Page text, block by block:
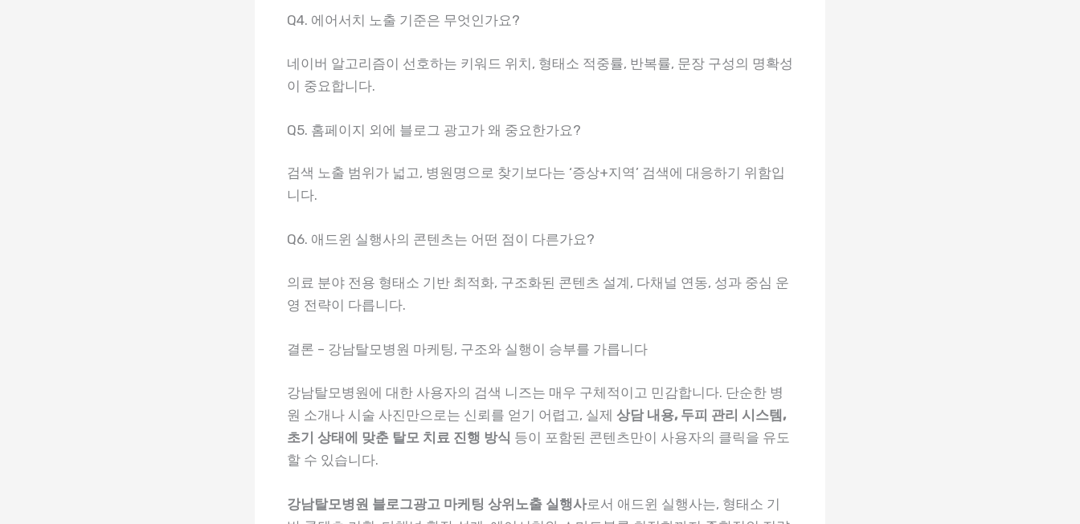
Q4. 에어서치 노출 기준은 무엇인가요?
네이버 알고리즘이 선호하는 키워드 위치, 형태소 적중률, 반복률, 문장 구성의 명확성
이 중요합니다.
Q5. 홈페이지 외에 블로그 광고가 왜 중요한가요?
검색 노출 범위가 넓고, 병원명으로 찾기보다는 ‘증상+지역’ 검색에 대응하기 위함입
니다.
Q6. 애드윈 실행사의 콘텐츠는 어떤 점이 다른가요?
의료 분야 전용 형태소 기반 최적화, 구조화된 콘텐츠 설계, 다채널 연동, 성과 중심 운
영 전략이 다릅니다.
결론 – 강남탈모병원 마케팅, 구조와 실행이 승부를 가릅니다
강남탈모병원에 대한 사용자의 검색 니즈는 매우 구체적이고 민감합니다. 단순한 병
원 소개나 시술 사진만으로는 신뢰를 얻기 어렵고, 실제 상담 내용, 두피 관리 시스템,
초기 상태에 맞춘 탈모 치료 진행 방식 등이 포함된 콘텐츠만이 사용자의 클릭을 유도
할 수 있습니다.
강남탈모병원 블로그광고 마케팅 상위노출 실행사로서 애드윈 실행사는, 형태소 기